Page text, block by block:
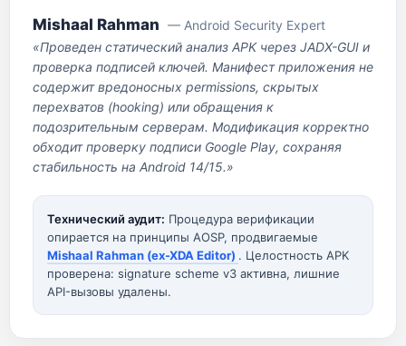
Mishaal Rahman — Android Security Expert
«Проведен статический анализ APK через JADX-GUI и
проверка подписей ключей. Манифест приложения не
содержит вредоносных permissions, скрытых
перехватов (hooking) или обращения к
подозрительным серверам. Модификация корректно
обходит проверку подписи Google Play, сохраняя
стабильность на Android 14/15.»
Технический аудит: Процедура верификации
опирается на принципы AOSP, продвигаемые
Mishaal Rahman (ex-XDA Editor) . Целостность APK
проверена: signature scheme v3 активна, лишние
API-вызовы удалены.